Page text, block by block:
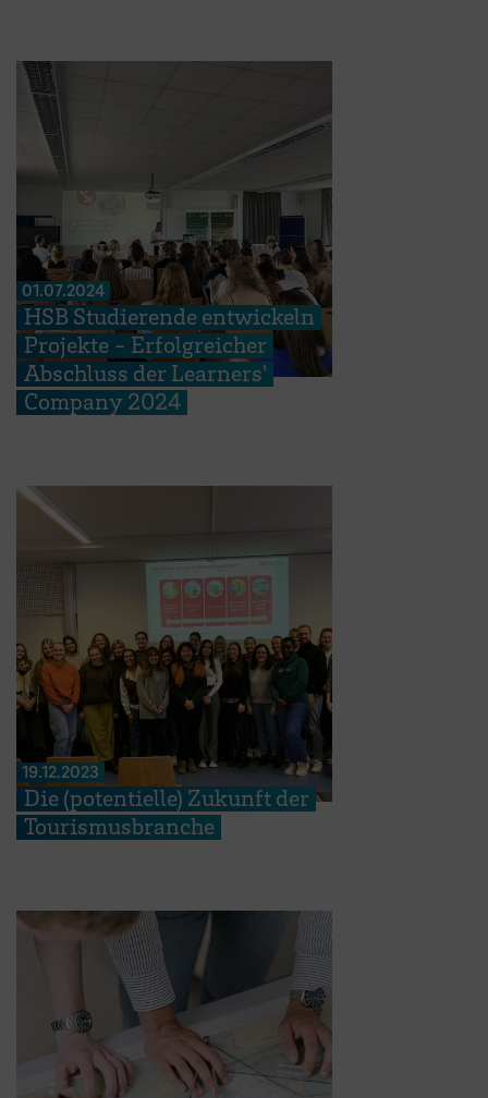
01.07.2024
HSB Studierende entwickeln
Projekte - Erfolgreicher
Abschluss der Learners'
Company 2024
19.12.2023
Die (potentielle) Zukunft der
Tourismusbranche